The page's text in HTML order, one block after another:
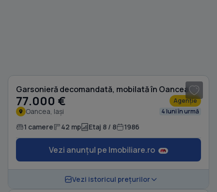
Garsonieră decomandată, mobilată în Oancea
77.000 € Agenție
Oancea, Iași 4 luni în urmă
1 camere 42 mp Etaj 8 / 8 1986
Vezi anunțul pe Imobiliare.ro
Vezi istoricul prețurilor